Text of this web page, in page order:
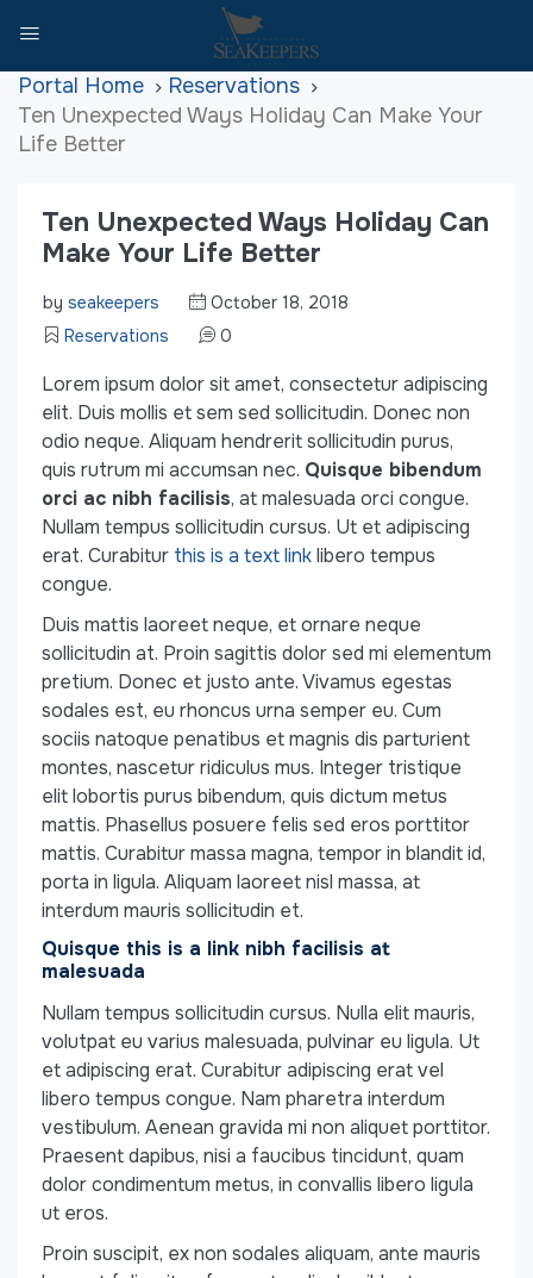
Home
Reservations
Ten Unexpected Ways Holiday Can Make Your
Life Better
Ten Unexpected Ways Holiday Can
Make Your Life Better
by seakeepers
October 18, 2018
Reservations
0
Lorem ipsum dolor sit amet, consectetur adipiscing
elit. Duis mollis et sem sed sollicitudin. Donec non
odio neque. Aliquam hendrerit sollicitudin purus,
quis rutrum mi accumsan nec. Quisque bibendum
orci ac nibh facilisis, at malesuada orci congue.
Nullam tempus sollicitudin cursus. Ut et adipiscing
erat. Curabitur this is a text linklibero tempus
congue.
Duis mattis laoreet neque, et ornare neque
sollicitudin at. Proin sagittis dolor sed mi elementum
pretium. Donec et justo ante. Vivamus egestas
sodales est, eu rhoncus urna semper eu. Cum
sociis natoque penatibus et magnis dis parturient
montes, nascetur ridiculus mus. Integer tristique
elit lobortis purus bibendum, quis dictum metus
mattis. Phasellus posuere felis sed eros porttitor
mattis. Curabitur massa magna, tempor in blandit id,
porta in ligula. Aliquam laoreet nisl massa, at
interdum mauris sollicitudin et.
Quisque this is a link nibh facilisis at
malesuada
Nullam tempus sollicitudin cursus. Nulla elit mauris,
volutpat eu varius malesuada, pulvinar eu ligula. Ut
et adipiscing erat. Curabitur adipiscing erat vel
libero tempus congue. Nam pharetra interdum
vestibulum. Aenean gravida mi non aliquet porttitor.
Praesent dapibus, nisi a faucibus tincidunt, quam
dolor condimentum metus, in convallis libero ligula
ut eros.
Proin suscipit, ex non sodales aliquam, ante mauris